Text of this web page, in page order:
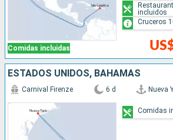
Comidas incluidas
incluidos
Cruceros
ESTADOS UNIDOS, BAHAMAS
Carnival Firenze 6 d Nueva
Comidas